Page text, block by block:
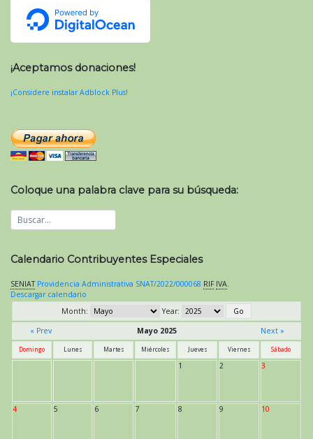
¡Aceptamos donaciones!
¡Considere instalar Adblock Plus!
Coloque una palabra clave para su búsqueda:
Calendario Contribuyentes Especiales
SENIAT Providencia Administrativa SNAT/2022/000068 RIF IVA.
Descargar calendario
Month:
Year:
« Prev
Mayo 2025 Next »
Domingo Lunes Martes Miércoles Jueves Viernes Sábado
1 2 3
4 5 6 7 8 9 10